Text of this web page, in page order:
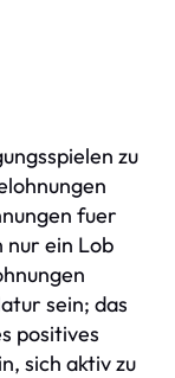
zu
fuer
nur ein Lob
sein; das
positives
sich aktiv zu